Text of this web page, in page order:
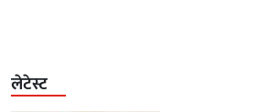
लेटेस्ट